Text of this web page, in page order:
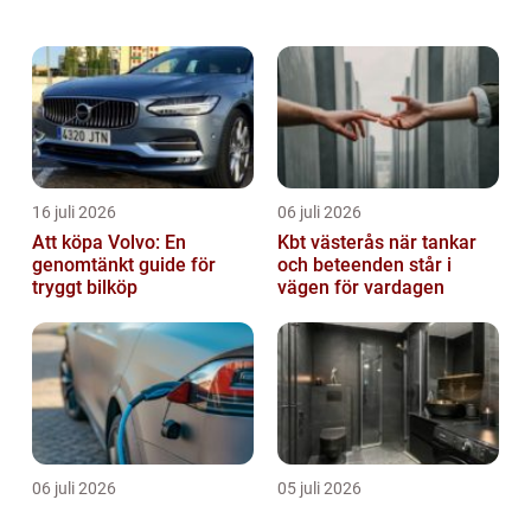
kommer vi att utforska en mängd olika fakta
...
16 juli 2026
Att köpa Volvo: En
genomtänkt guide för
tryggt bilköp
06 juli 2026
Kbt västerås när tankar
och beteenden står i
vägen för vardagen
06 juli 2026 05 juli 2026